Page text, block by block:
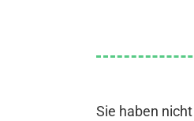
Sie haben